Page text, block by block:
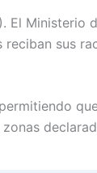
El Ministerio
sus